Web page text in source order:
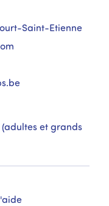
Saint-Etienne
et grands